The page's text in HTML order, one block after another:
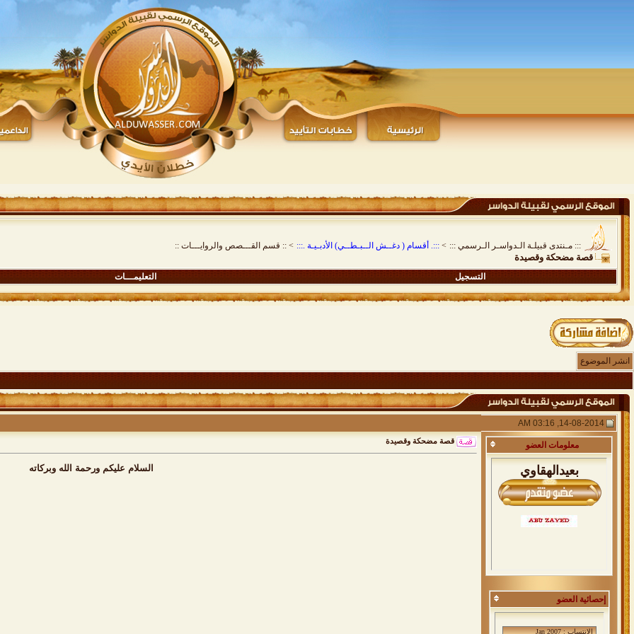
::: مـنتدى قبيلـة الـدواسـر الـرسمي ::: > :::. أقسام ( دغــش الــبـطــي) الأدبـيـة .::: > :: قسم القـــصص والروايـــات ::
قصة مضحكة وقصيدة
التسجيل التعليمـــات
انشر الموضوع
معلومات العضو
بعيدالهقاوي
إحصائية العضو
قصة مضحكة وقصيدة
السلام عليكم ورحمة الله وبركاته